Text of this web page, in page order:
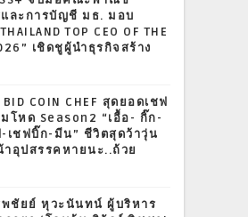
ละการบัญชี มธ. มอบ
TOP CEO OF THE
เชิดชูผู้นำธุรกิจสร้าง
COIN CHEF สุดยอดเชฟ
โหด Season2 “เอื้อ- กิ๊ก-
เชฟบิ๊ก-มีน” ชีวิตสุดว้าวุ่น
อุปสรรคหายนะ..ถ้วย
ชัยย์ หุวะนันทน์ ผู้บริหาร